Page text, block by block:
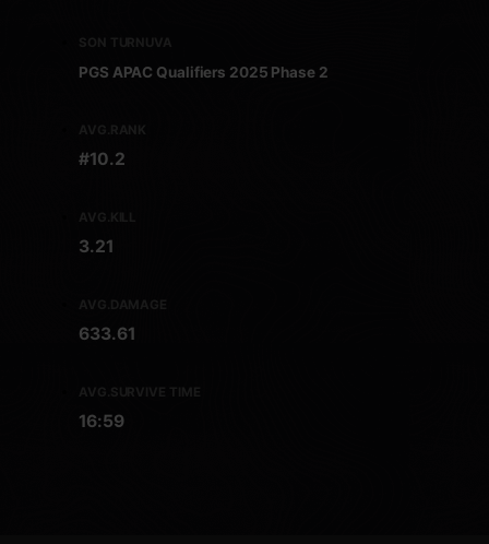
PGS APAC Qualifiers 2025 Phase 2
#10.2
3.21
633.61
16:59